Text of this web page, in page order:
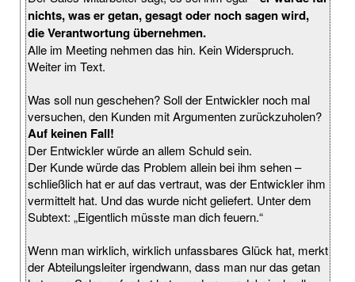
nichts, was er getan, gesagt oder noch sagen wird,
die Verantwortung übernehmen.
Alle im Meeting nehmen das hin. Kein Widerspruch.
Weiter im Text.
Was soll nun geschehen? Soll der Entwickler noch mal
versuchen, den Kunden mit Argumenten zurückzuholen?
Auf keinen Fall!
Der Entwickler würde an allem Schuld sein.
Der Kunde würde das Problem allein bei ihm sehen –
schließlich hat er auf das vertraut, was der Entwickler ihm
vermittelt hat. Und das wurde nicht geliefert. Unter dem
Subtext: „Eigentlich müsste man dich feuern.“
Wenn man wirklich, wirklich unfassbares Glück hat, merkt
der Abteilungsleiter irgendwann, dass man nur das getan